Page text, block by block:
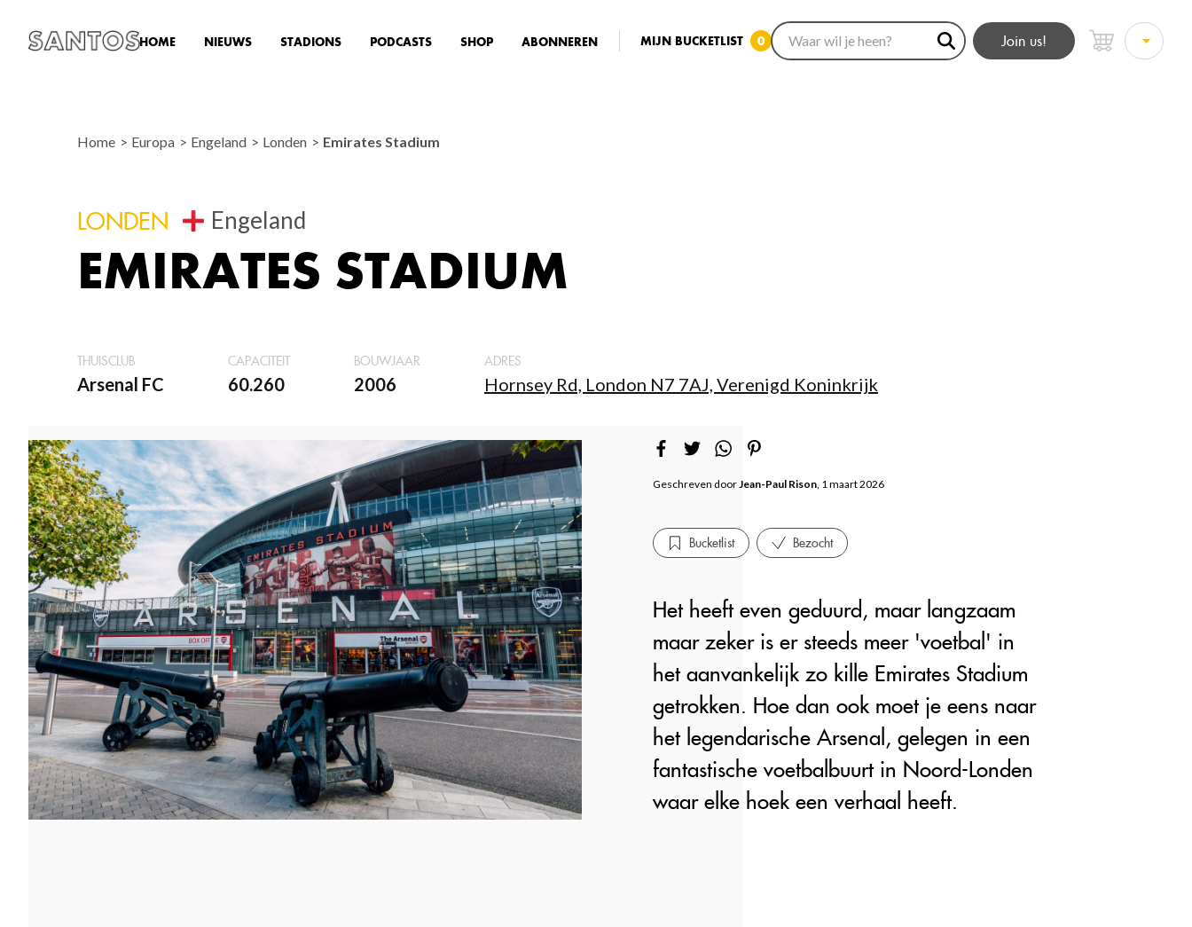
HOME NIEUWS STADIONS PODCASTS SHOP ABONNEREN MIJN BUCKETLIST 0 Join us!
Home Europa Engeland Londen Emirates Stadium
LONDEN Engeland
EMIRATES STADIUM
THUISCLUB
Arsenal FC
CAPACITEIT
60.260
BOUWJAAR
2006
ADRES
Hornsey Rd, London N7 7AJ, Verenigd Koninkrijk
Geschreven doorJean-Paul Rison, 1 maart 2026
Bucketlist Bezocht
Het heeft even geduurd, maar langzaam
maar zeker is er steeds meer 'voetbal' in
het aanvankelijk zo kille Emirates Stadium
getrokken. Hoe dan ook moet je eens naar
het legendarische Arsenal, gelegen in een
fantastische voetbalbuurt in Noord-Londen
waar elke hoek een verhaal heeft.